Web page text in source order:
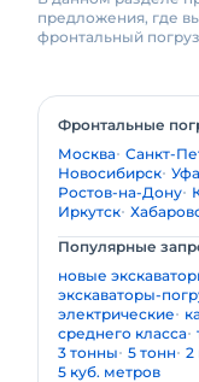
предложения, где
фронтальный
Фронтальные
Москва Санкт-
Новосибирск Уфа
Ростов-на-Дону
Иркутск
Популярные
новые
экскаваторы-
электрические
среднего класса
3 тонны 5 тонн 2
5 куб. метров